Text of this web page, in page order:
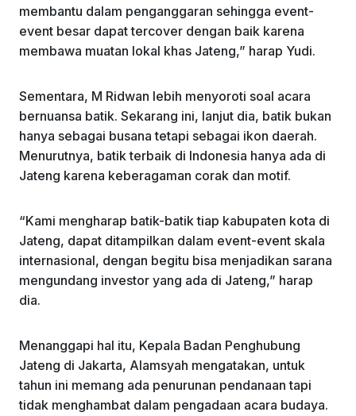
membantu dalam penganggaran sehingga event-
event besar dapat tercover dengan baik karena
membawa muatan lokal khas Jateng,” harap Yudi.
Sementara, M Ridwan lebih menyoroti soal acara
bernuansa batik. Sekarang ini, lanjut dia, batik bukan
hanya sebagai busana tetapi sebagai ikon daerah.
Menurutnya, batik terbaik di Indonesia hanya ada di
Jateng karena keberagaman corak dan motif.
“Kami mengharap batik-batik tiap kabupaten kota di
Jateng, dapat ditampilkan dalam event-event skala
internasional, dengan begitu bisa menjadikan sarana
mengundang investor yang ada di Jateng,” harap
dia.
Menanggapi hal itu, Kepala Badan Penghubung
Jateng di Jakarta, Alamsyah mengatakan, untuk
tahun ini memang ada penurunan pendanaan tapi
tidak menghambat dalam pengadaan acara budaya.